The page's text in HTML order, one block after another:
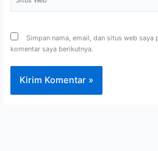
Web
Simpan nama, email, dan situs web saya
komentar saya berikutnya.